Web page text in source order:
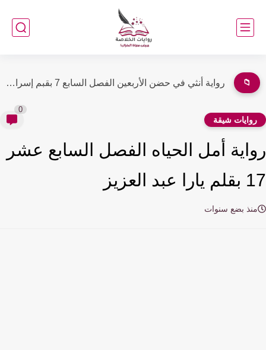
📁 رواية أصوات الحب الفصل الثالث 3 بقلم فاتن جمال
شيقة
أمل الحياه الفصل السابع عشر
العزيز
بضع سنوات